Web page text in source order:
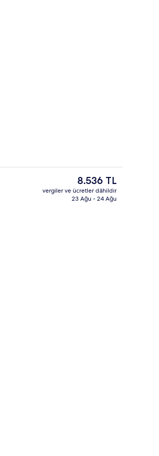
Şu
anki
fiyat
8.536 TL
vergiler ve ücretler dâhildir
23 Ağu - 24 Ağu